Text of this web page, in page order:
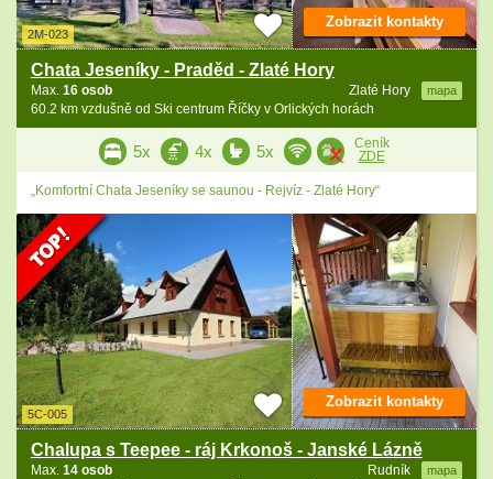
2M-023
Chata Jeseníky - Praděd - Zlaté Hory
Zlaté Hory mapa
Max. 16 osob
60.2 km vzdušně od Ski centrum Říčky v Orlických horách
Zobrazit kontakty
5x 4x 5x
Ceník
ZDE
„Komfortní Chata Jeseníky se saunou - Rejvíz - Zlaté Hory“
5C-005
Chalupa s Teepee - ráj Krkonoš - Janské Lázně
Rudník mapa
Max. 14 osob
Zobrazit kontakty